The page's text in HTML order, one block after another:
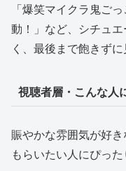
「爆笑マイクラ鬼ご
動！」など、シチュ
く、最後まで飽きずに
視聴者層・こんな人
賑やかな雰囲気が好
もらいたい人にぴった